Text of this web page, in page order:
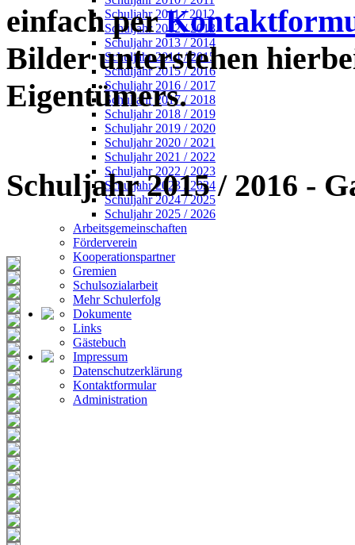
Schuljahr 2011 / 2012
Schuljahr 2012 / 2013
Schuljahr 2013 / 2014
Schuljahr 2014 / 2015
Schuljahr 2015 / 2016
Schuljahr 2016 / 2017
Schuljahr 2017 / 2018
Schuljahr 2018 / 2019
Schuljahr 2019 / 2020
Schuljahr 2020 / 2021
Schuljahr 2021 / 2022
Schuljahr 2022 / 2023
Schuljahr 2023 / 2024
Schuljahr 2024 / 2025
Schuljahr 2025 / 2026
Arbeitsgemeinschaften
Förderverein
Kooperationspartner
Gremien
Schulsozialarbeit
Mehr Schulerfolg
Dokumente
Links
Gästebuch
Impressum
Datenschutzerklärung
Kontaktformular
Administration
einfach per
Bilder unterstehen
Eigentümers.
Schuljahr 2015 / 2016 -